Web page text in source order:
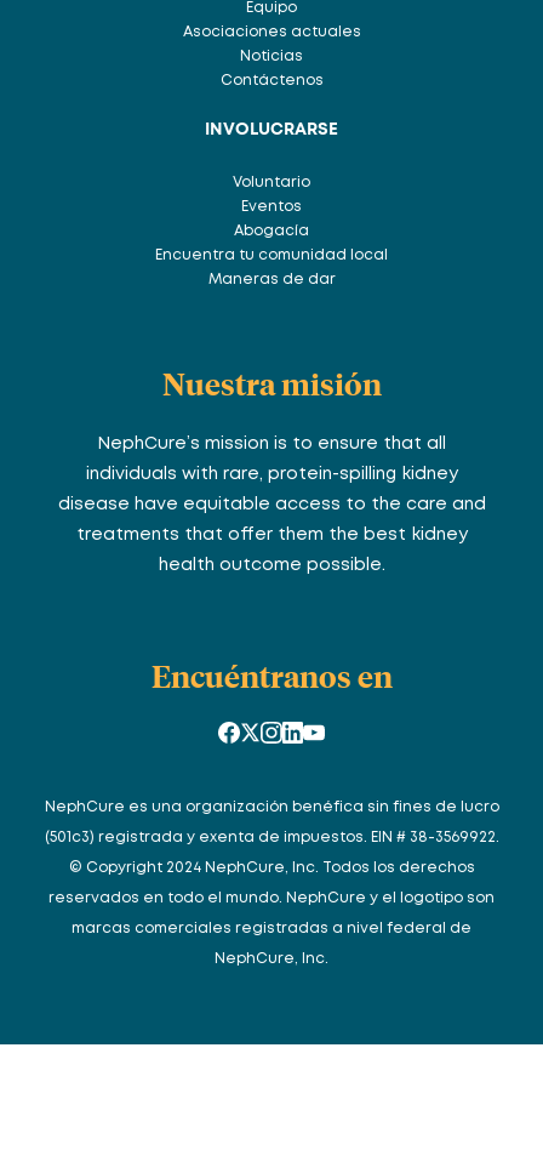
Equipo
Asociaciones actuales
Noticias
Contáctenos
INVOLUCRARSE
Voluntario
Eventos
Abogacía
Encuentra tu comunidad local
Maneras de dar
Nuestra misión
NephCure’s mission is to ensure that all
individuals with rare, protein-spilling kidney
disease have equitable access to the care and
treatments that offer them the best kidney
health outcome possible.
Encuéntranos en
NephCure es una organización benéfica sin fines de lucro
(501c3) registrada y exenta de impuestos. EIN # 38-3569922.
© Copyright 2024 NephCure, Inc. Todos los derechos
reservados en todo el mundo. NephCure y el logotipo son
marcas comerciales registradas a nivel federal de
NephCure, Inc.